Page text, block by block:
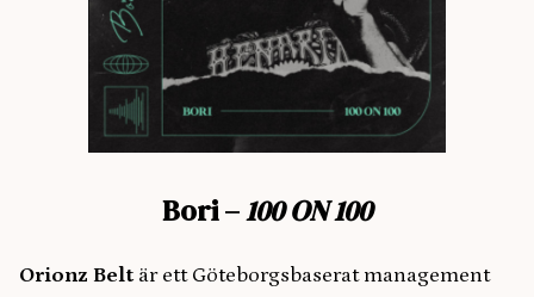
Bori –100 ON 100
Orionz Belt är ett Göteborgsbaserat management